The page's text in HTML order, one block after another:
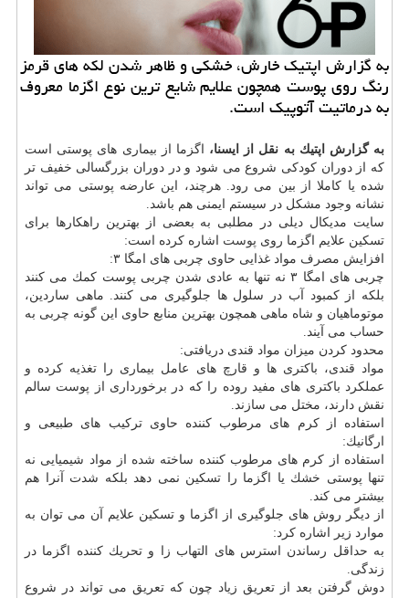
به گزارش اپتیك خارش، خشكی و ظاهر شدن لكه های قرمز
رنگ روی پوست همچون علایم شایع ترین نوع اگزما معروف
به درماتیت آتوپیك است.
به گزارش اپتیك به نقل از ایسنا،
اگزما از بیماری های پوستی است
كه از دوران كودكی شروع می شود و در دوران بزرگسالی خفیف تر
شده یا كاملا از بین می رود. هرچند، این عارضه پوستی می تواند
نشانه وجود مشكل در سیستم ایمنی هم باشد.
سایت مدیكال دیلی در مطلبی به بعضی از بهترین راهكارها برای
تسكین علایم اگزما روی پوست اشاره كرده است:
افزایش مصرف مواد غذایی حاوی چربی های امگا ۳:
چربی های امگا ۳ نه تنها به عادی شدن چربی پوست كمك می كنند
بلكه از كمبود آب در سلول ها جلوگیری می كنند. ماهی ساردین،
موتوماهیان و شاه ماهی همچون بهترین منابع حاوی این گونه چربی به
حساب می آیند.
محدود كردن میزان مواد قندی دریافتی:
مواد قندی، باكتری ها و قارچ های عامل بیماری را تغذیه كرده و
عملكرد باكتری های مفید روده را كه در برخورداری از پوست سالم
نقش دارند، مختل می سازند.
استفاده از كرم های مرطوب كننده حاوی تركیب های طبیعی و
ارگانیك:
استفاده از كرم های مرطوب كننده ساخته شده از مواد شیمیایی نه
تنها پوستی خشك یا اگزما را تسكین نمی دهد بلكه شدت آنرا هم
بیشتر می كند.
از دیگر روش های جلوگیری از اگزما و تسكین علایم آن می توان به
موارد زیر اشاره كرد:
به حداقل رساندن استرس های التهاب زا و تحریك كننده اگزما در
زندگی.
دوش گرفتن بعد از تعریق زیاد چون كه تعریق می تواند در شروع